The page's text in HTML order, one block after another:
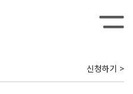
신청하기 >